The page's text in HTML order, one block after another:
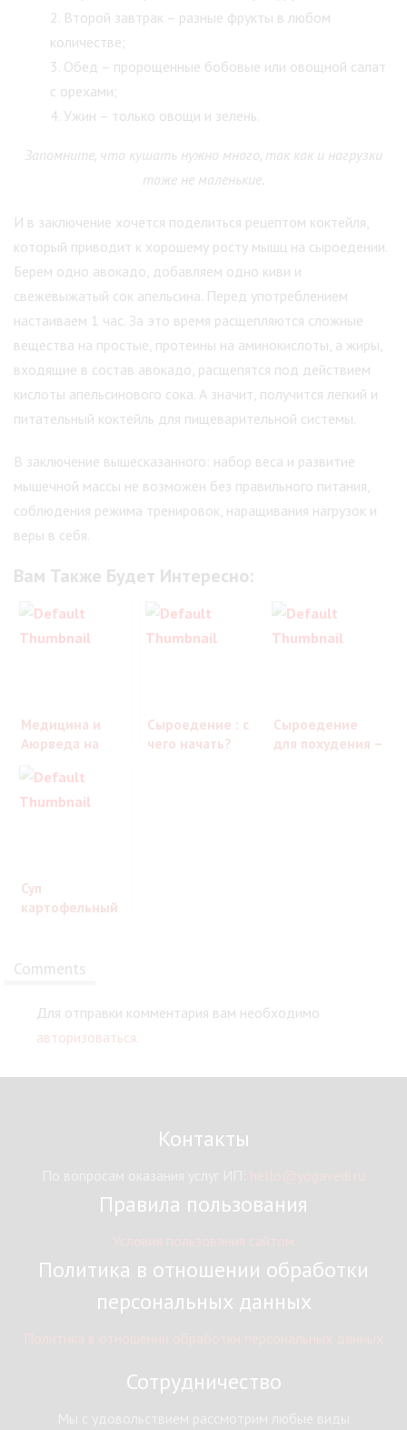
Второй завтрак – разные фрукты в любом
количестве;
Обед – пророщенные бобовые или овощной салат
с орехами;
Ужин – только овощи и зелень.
Запомните, что кушать нужно много, так как и нагрузки
тоже не маленькие.
И в заключение хочется поделиться рецептом коктейля,
который приводит к хорошему росту мышц на сыроедении.
Берем одно авокадо, добавляем одно киви и
свежевыжатый сок апельсина. Перед употреблением
настаиваем 1 час. За это время расщепляются сложные
вещества на простые, протеины на аминокислоты, а жиры,
входящие в состав авокадо, расщепятся под действием
кислоты апельсинового сока. А значит, получится легкий и
питательный коктейль для пищеварительной системы.
В заключение вышесказанного: набор веса и развитие
мышечной массы не возможен без правильного питания,
соблюдения режима тренировок, наращивания нагрузок и
веры в себя.
Вам Также Будет Интересно:
Медицина и
Аюрведа на
“сыроедение
вред и польза”
Сыроедение : с
чего начать?
Сыроедение
для похудения –
Суп
картофельный
каждый день
Comments
Для отправки комментария вам необходимо
авторизоваться.
Контакты
Правила пользования
Политика в отношении обработки
персональных данных
Сотрудничество